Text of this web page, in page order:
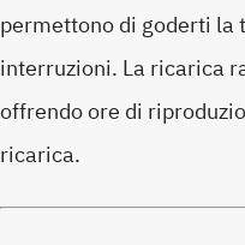
permettono di goderti la
interruzioni. La ricarica
offrendo ore di
ricarica.